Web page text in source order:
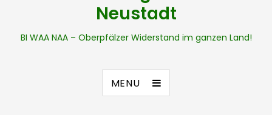
Neustadt
BI WAA NAA – Oberpfälzer Widerstand im ganzen Land!
MENU